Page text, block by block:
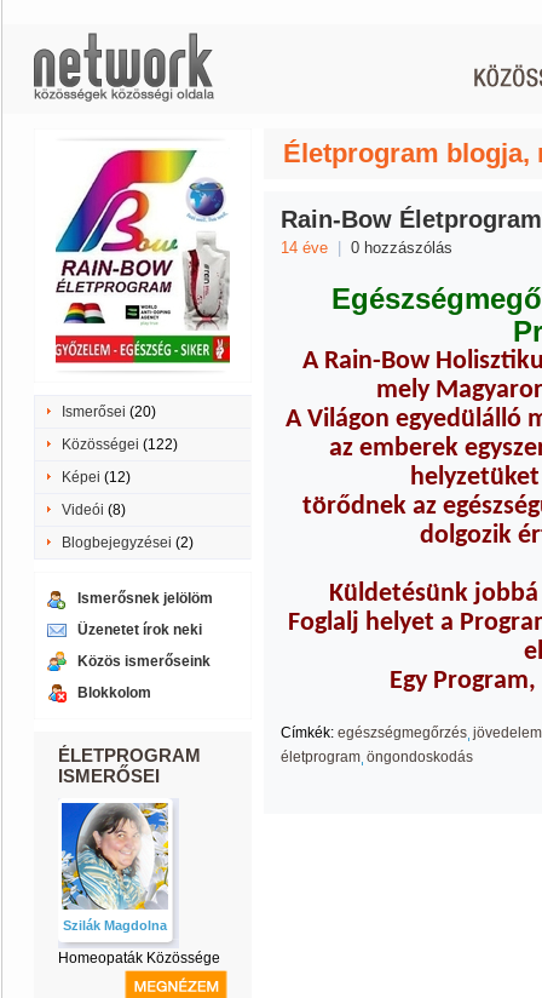
Ismerősei (20)
Közösségei (122)
Képei (12)
Videói (8)
Blogbejegyzései (2)
Ismerősnek jelölöm
Üzenetet írok neki
Közös ismerőseink
Blokkolom
ÉLETPROGRAM
ISMERŐSEI
Szilák Magdolna
Homeopaták Közössége
Életprogram blogja,
Rain-Bow Életprogram
14 éve 0 hozzászólás
A Rain-Bow
mely
A Világon egyedülálló
az emberek
törődnek az
dolgozik
Küldetésünk
Foglalj helyet a
Egy
Címkék: egészségmegőrzés jövedelem
életprogram öngondoskodás